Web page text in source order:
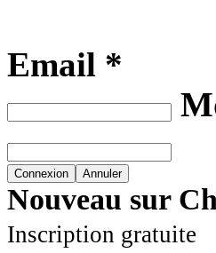
Email *
Nouveau sur
Inscription gratuite